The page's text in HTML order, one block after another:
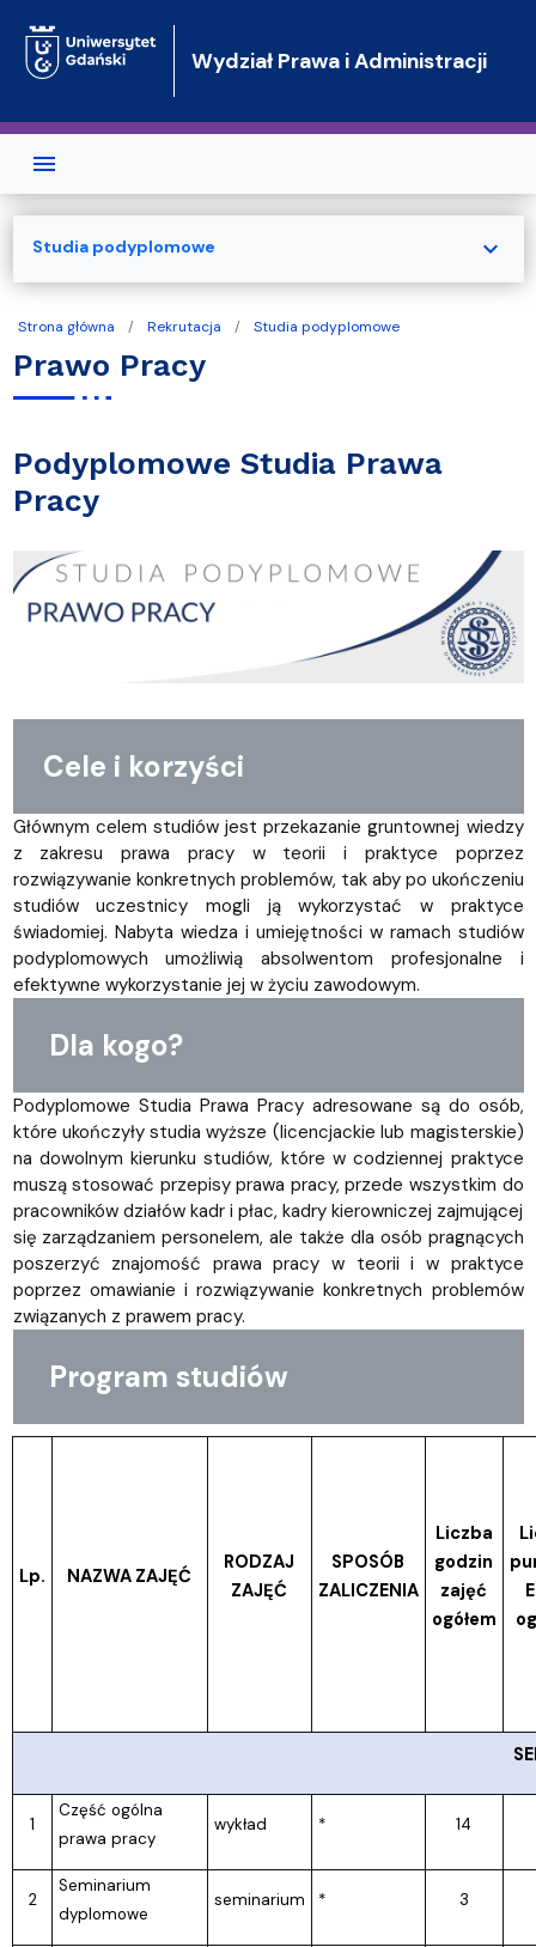
Wydział Prawa i Administracji
Strona główna Rekrutacja Studia podyplomowe
Prawo Pracy
Podyplomowe Studia Prawa
Pracy
Cele i korzyści
Głównym celem studiów jest przekazanie gruntownej wiedzy
z zakresu prawa pracy w teorii i praktyce poprzez
rozwiązywanie konkretnych problemów, tak aby po ukończeniu
studiów uczestnicy mogli ją wykorzystać w praktyce
świadomiej. Nabyta wiedza i umiejętności w ramach studiów
podyplomowych umożliwią absolwentom profesjonalne i
efektywne wykorzystanie jej w życiu zawodowym.
Dla kogo?
Podyplomowe Studia Prawa Pracy adresowane są do osób,
które ukończyły studia wyższe (licencjackie lub magisterskie)
na dowolnym kierunku studiów, które w codziennej praktyce
muszą stosować przepisy prawa pracy, przede wszystkim do
pracowników działów kadr i płac, kadry kierowniczej zajmującej
się zarządzaniem personelem, ale także dla osób pragnących
poszerzyć znajomość prawa pracy w teorii i w praktyce
poprzez omawianie i rozwiązywanie konkretnych problemów
związanych z prawem pracy.
Program studiów
Lp. NAZWA ZAJĘĆ
RODZAJ
ZAJĘĆ
SPOSÓB
ZALICZENIA
Liczba
godzin
zajęć
ogółem
1
Część ogólna
prawa pracy
wykład * 14
2
Seminarium
dyplomowe
seminarium * 3
Studia podyplomowe expand_more